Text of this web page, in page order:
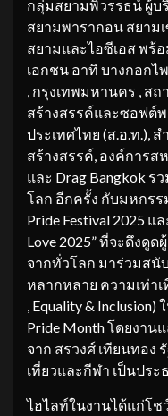
กลุ่มสยามพิวรรธน์ ผู้บ
สยามพารากอน สยาม
สยามและไอซีเอส พร้
เอกชน อาทิ บางกอกไ
, กรุงเทพมหานคร ,
สร้างสรรค์และซอฟต์
ประเทศไทย (ส.อ.ท.),
สร้างสรรค์, องค์การส
และ Drag Bangkok
โลก อีกครั้ง กับมหกรร
Pride Festival 2025 แ
Love 2025” ที่จะดึงดู
จากทั่วโลก มาร่วมส
หลากหลาย ความเท่า
, Equality &
Pride Month โดยงาน
จาก สรวงศ์ เทียนทอง
เที่ยวและกีฬา เป็นประ
ไฮไลท์ในงานได้แก่โช